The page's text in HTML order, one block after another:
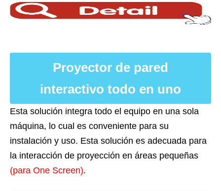
Proyector de pared
interactivo todo en uno
Esta solución integra todo el equipo en una sola
máquina, lo cual es conveniente para su
instalación y uso. Esta solución es adecuada para
la interacción de proyección en áreas pequeñas
(para One Screen).